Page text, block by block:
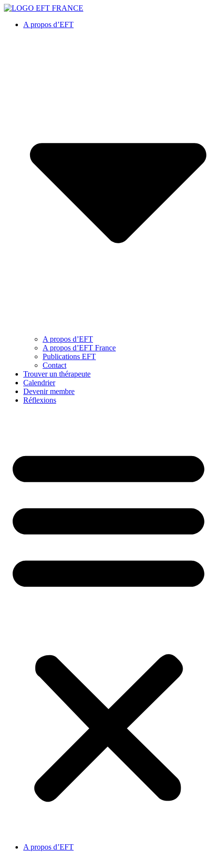
A propos d’EFT
A propos d’EFT
A propos d’EFT France
Publications EFT
Contact
Trouver un thérapeute
Calendrier
Devenir membre
Réflexions
A propos d’EFT